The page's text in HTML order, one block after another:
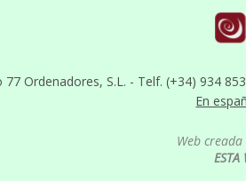
Ordenadores, S.L. - Telf. (+34) 934
En
Web
ESTA